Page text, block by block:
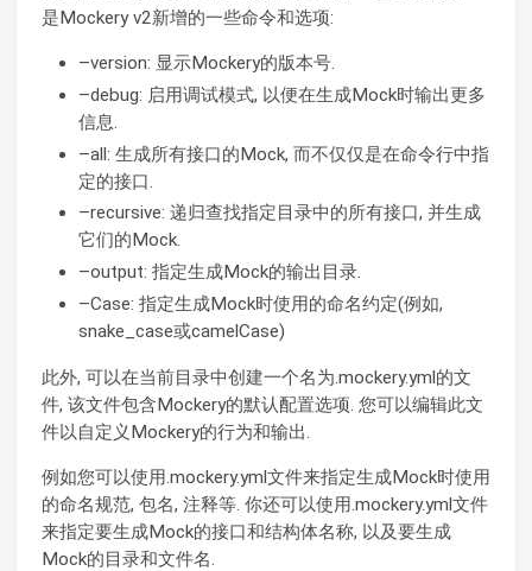
是Mockery v2新增的一些命令和选项:
–version: 显示Mockery的版本号.
–debug: 启用调试模式, 以便在生成Mock时输出更多
信息.
–all: 生成所有接口的Mock, 而不仅仅是在命令行中指
定的接口.
–recursive: 递归查找指定目录中的所有接口, 并生成
它们的Mock.
–output: 指定生成Mock的输出目录.
–Case: 指定生成Mock时使用的命名约定(例如,
snake_case或camelCase)
此外, 可以在当前目录中创建一个名为.mockery.yml的文
件, 该文件包含Mockery的默认配置选项. 您可以编辑此文
件以自定义Mockery的行为和输出.
例如您可以使用.mockery.yml文件来指定生成Mock时使用
的命名规范, 包名, 注释等. 你还可以使用.mockery.yml文件
来指定要生成Mock的接口和结构体名称, 以及要生成
Mock的目录和文件名.